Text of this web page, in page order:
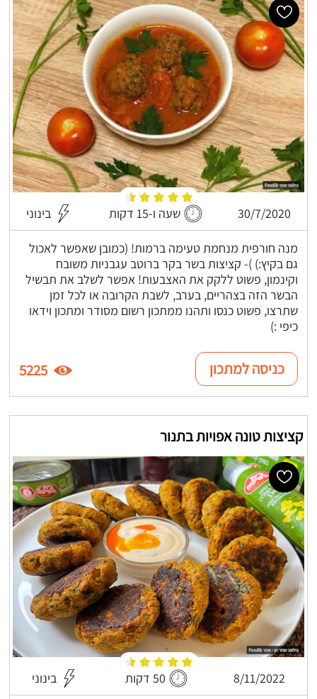
30/7/2020 שעה ו-15 דקות בינוני
מנה חורפית מנחמת טעימה ברמות! (כמובן שאפשר לאכול
גם בקיץ:) )- קציצות בשר בקר ברוטב עגבניות משובח
וקינמון, פשוט ללקק את האצבעות! אפשר לשלב את תבשיל
הבשר הזה בצהריים, בערב, לשבת הקרובה או לכל זמן
שתרצו, פשוט כנסו ותהנו ממתכון רשום מסודר ומתכון וידאו
כיפי :)
כניסה למתכון 5225
קציצות טונה אפויות בתנור
8/11/2022 50 דקות בינוני